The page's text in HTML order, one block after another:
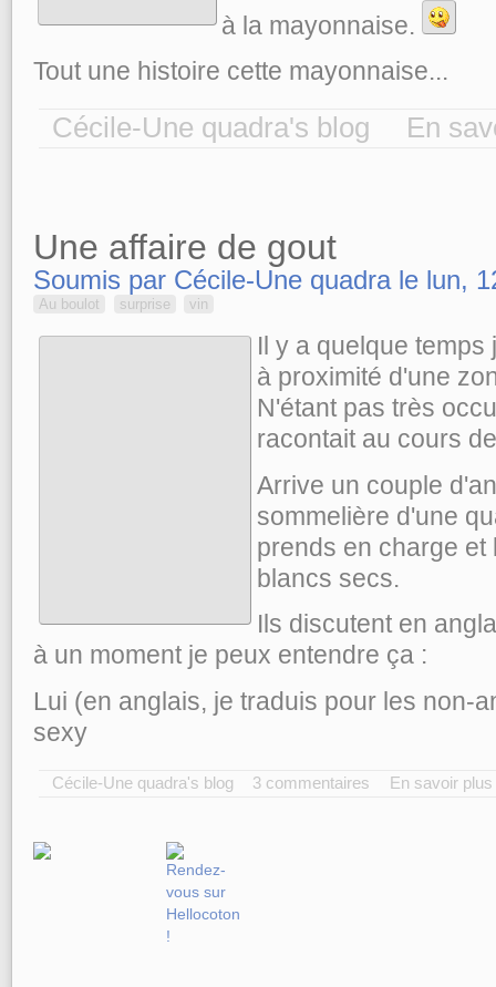
à la mayonnaise.
Tout une histoire cette mayonnaise...
Cécile-Une quadra's blog En
Une affaire de gout
Soumis par Cécile-Une quadra le lun,
Au boulot surprise vin
Il y a quelque
à proximité d'une
N'étant pas très
racontait au cours
Arrive un couple
sommelière d'une
prends en charge et
blancs secs.
Ils discutent en
à un moment je peux entendre ça :
Lui (en anglais, je traduis pour les non-
sexy
Cécile-Une quadra's blog 3 commentaires En savoir plus